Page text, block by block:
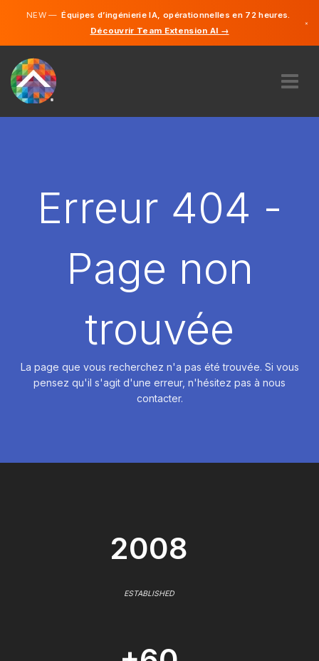
NEW —Équipes d’ingénierie IA, opérationnelles en 72 heures.
Découvrir Team Extension AI →
×
DÉMARRER
Erreur 404 -
Page non
trouvée
La page que vous recherchez n'a pas été trouvée. Si vous
pensez qu'il s'agit d'une erreur, n'hésitez pas à nous
contacter.
2008
ESTABLISHED